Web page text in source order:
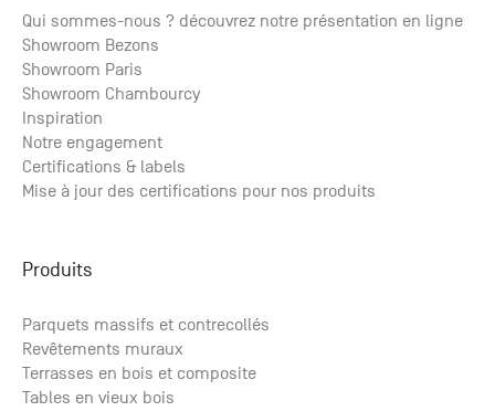
Qui sommes-nous ? découvrez notre présentation en ligne
Showroom Bezons
Showroom Paris
Showroom Chambourcy
Inspiration
Notre engagement
Certifications & labels
Mise à jour des certifications pour nos produits
Produits
Parquets massifs et contrecollés
Revêtements muraux
Terrasses en bois et composite
Tables en vieux bois